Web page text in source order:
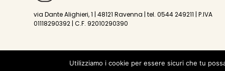
via Dante Alighieri, 1 | 48121 Ravenna | tel. 0544 249211 | P.IVA
01118290392 | C.F. 92010290390
Utilizziamo i cookie per essere sicuri che tu